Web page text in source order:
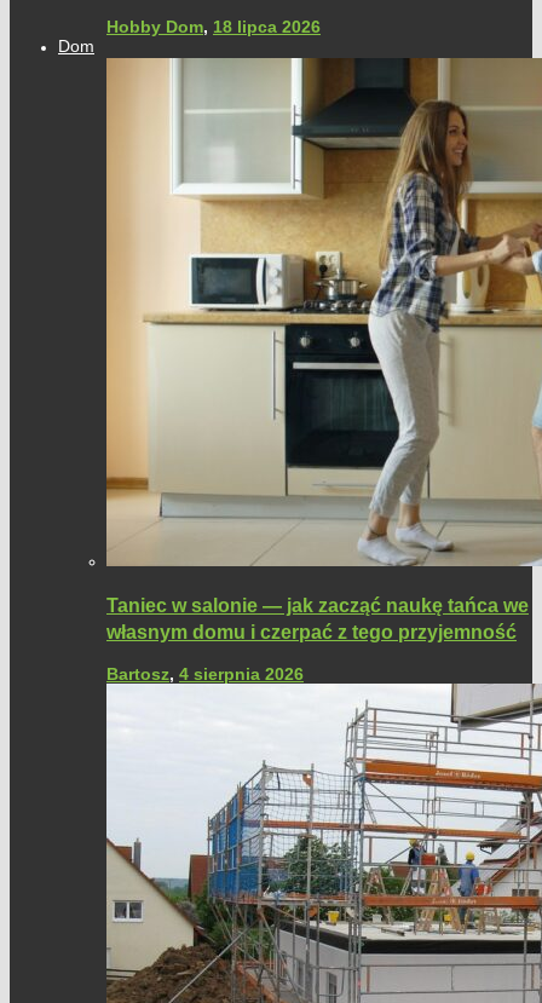
Hobby Dom, 18 lipca 2026
Dom
Taniec w salonie — jak zacząć naukę tańca we
własnym domu i czerpać z tego przyjemność
Bartosz, 4 sierpnia 2026